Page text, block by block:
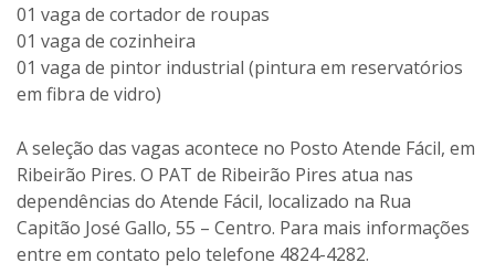
01 vaga de cortador de roupas
01 vaga de cozinheira
01 vaga de pintor industrial (pintura em reservatórios
em fibra de vidro)
A seleção das vagas acontece no Posto Atende Fácil, em
Ribeirão Pires. O PAT de Ribeirão Pires atua nas
dependências do Atende Fácil, localizado na Rua
Capitão José Gallo, 55 – Centro. Para mais informações
entre em contato pelo telefone 4824-4282.